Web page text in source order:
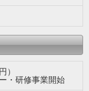
）
・研修事業開始